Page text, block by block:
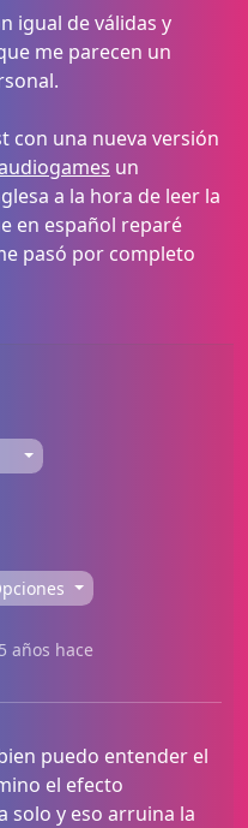
igual de válidas y
me parecen un
con una nueva versión
un
a la hora de leer la
en español reparé
pasó por completo
5 años hace
puedo entender el
el efecto
solo y eso arruina la